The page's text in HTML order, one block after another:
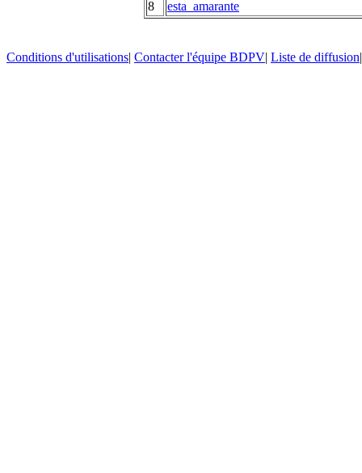
8
esta_amarante
Conditions d'utilisations| Contacter l'équipe BDPV| Liste de diffusion